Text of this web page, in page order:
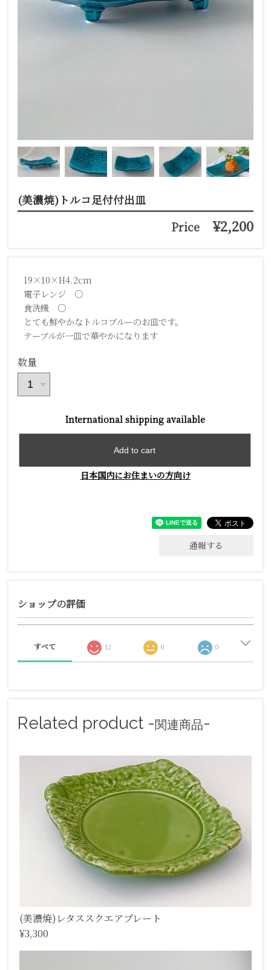
(美濃焼)トルコ足付付出皿
Price ¥2,200
19×10×H4.2cm
電子レンジ ○
食洗機 ○
とても鮮やかなトルコブルーのお皿です。
テーブルが一皿で華やかになります
数量
International shipping available
Add to cart
日本国内にお住まいの方向け
通報する
ショップの評価
すべて 12 0 0
Related product -関連商品-
(美濃焼)レタススクエアプレート
¥3,300